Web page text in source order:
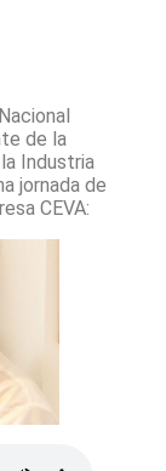
de la
Industria
jornada de
CEVA: